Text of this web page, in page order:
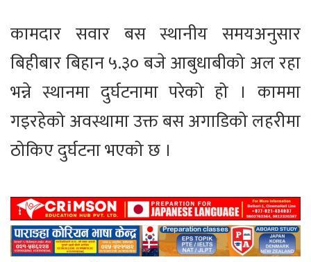
कामदार सवार बस स्थानीय समयअनुसार
बिहीबार बिहान ५.३० बजे आबुधाबीको अल रहा
भन्ने स्थानमा दुर्घटनामा परेको हो । काममा
गइरहेको अवस्थामा उक्त बस अगाडिको लहरीमा
ठोकिए दुर्घटना भएको छ ।